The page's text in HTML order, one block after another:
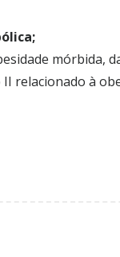
mórbida,
relacionado à